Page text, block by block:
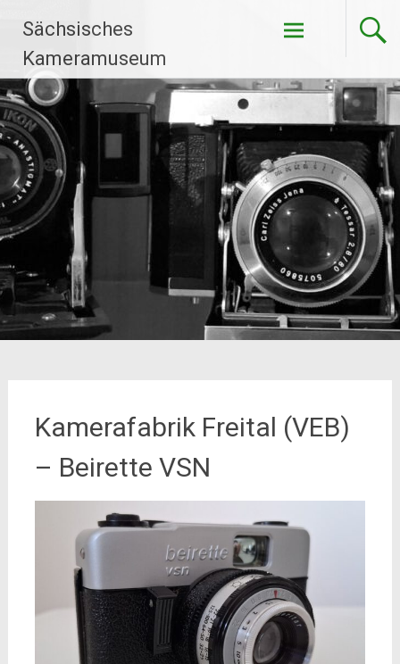
Inhalt
springen
Sächsisches
Kameramuseum
Kamerafabrik Freital (VEB)
– Beirette VSN